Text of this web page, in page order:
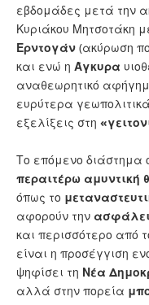
εβδομάδες μετά την
Κυριάκου Μητσοτάκη
Ερντογάν (ακύρωση
και ενώ η Άγκυρα
αναθεωρητικό
ευρύτερα
εξελίξεις στη
Το επόμενο διάστημα
περαιτέρω αμυντική
όπως το
αφορούν την
και περισσότερο από
είναι η προσέγγιση
ψηφίσει τη Νέα
αλλά στην πορεία